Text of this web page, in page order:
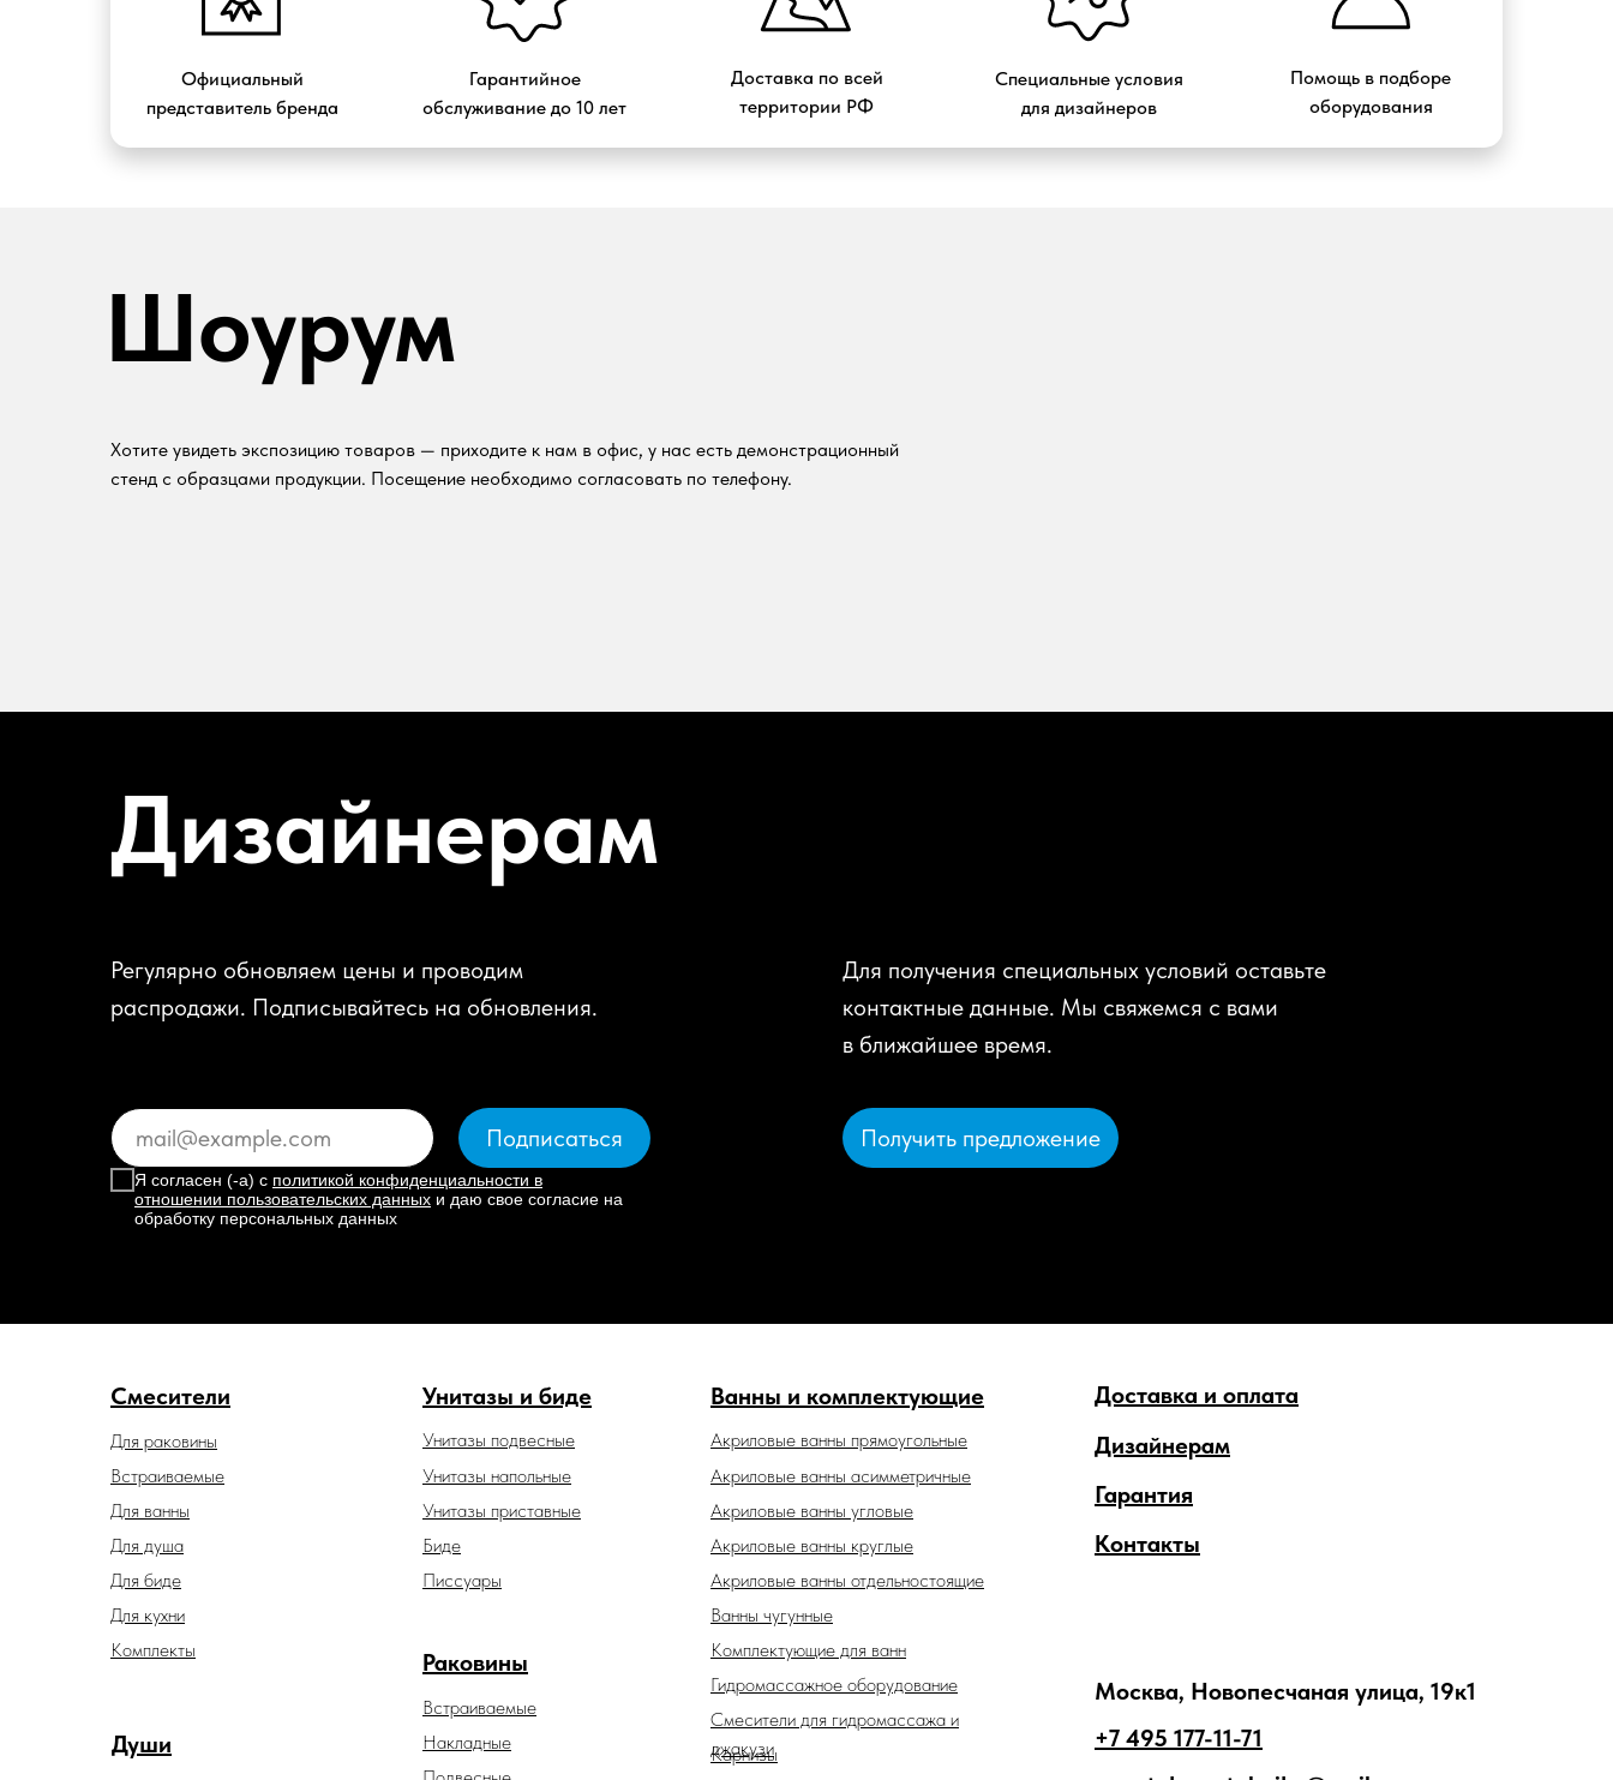
Официальный
представитель бренда
Доставка по всей
территории РФ
Гарантийное
обслуживание до 10 лет
Специальные условия
для дизайнеров
Помощь в подборе
оборудования
Шоурум
Хотите увидеть экспозицию товаров — приходите к нам в офис, у нас есть демонстрационный
стенд с образцами продукции. Посещение необходимо согласовать по телефону.
Дизайнерам
Регулярно обновляем цены и проводим
распродажи. Подписывайтесь на обновления.
Я согласен (-а) с политикой конфиденциальности в
отношении пользовательских данных и даю свое согласие на
обработку персональных данных
Подписаться
Для получения специальных условий оставьте
контактные данные. Мы свяжемся с вами
в ближайшее время.
Получить предложение
Смесители
Души
Унитазы и биде
Унитазы подвесные
Унитазы напольные
Унитазы приставные
Раковины
Встраиваемые
Накладные
Встраиваемые
Для биде
Для ванны
Для душа
Для раковины
Для кухни
Ванны и комплектующие
Акриловые ванны прямоугольные Дизайнерам
Доставка и оплата
Гарантия
Контакты
Биде
Акриловые ванны отдельностоящие
Акриловые ванны асимметричные
Акриловые ванны угловые
Акриловые ванны круглые
Ванны чугунные
Комплектующие для ванн
Гидромассажное оборудование
Смесители для гидромассажа и
джакузи
Карнизы
Комплекты
Писсуары
Москва, Новопесчаная улица, 19к1
+7 495 177-11-71